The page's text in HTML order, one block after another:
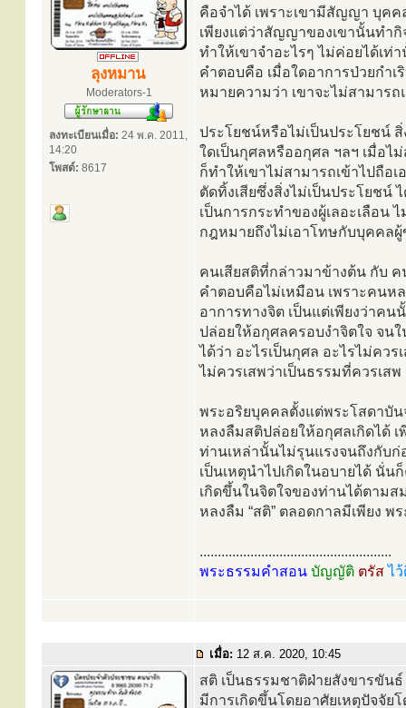
ลุงหมาน
Moderators-1
ลงทะเบียนเมื่อ: 24 พ.ค. 2011,
14:20
โพสต์: 8617
คือจำได้ เพราะเขามีสัญญา บุคค
เพียงแต่ว่าสัญญาของเขานั้นทำกิ
ทำให้เขาจำอะไรๆ ไม่ค่อยได้เท่
คำตอบคือ เมื่อใดอาการป่วยกำเ
หมายความว่า เขาจะไม่สามารถ
ประโยชน์หรือไม่เป็นประโยชน์
ใดเป็นกุศลหรืออกุศล ฯลฯ เมื่อไ
ก็ทำให้เขาไม่สามารถเข้าไปถือ
ตัดทิ้งเสียซึ่งสิ่งไม่เป็นประโยชน์
เป็นการกระทำของผู้เลอะเลือน
กฎหมายถึงไม่เอาโทษกับบุคคล
คนเสียสติที่กล่าวมาข้างต้น กับ
คำตอบคือไม่เหมือน เพราะคนห
อาการทางจิต เป็นแต่เพียงว่าค
ปล่อยให้อกุศลครอบงำจิตใจ จน
ได้ว่า อะไรเป็นกุศล อะไรไม่ควร
ไม่ควรเสพว่าเป็นธรรมที่ควรเสพ
พระอริยบุคคลตั้งแต่พระโสดาบั
หลงลืมสติปล่อยให้อกุศลเกิดได้
ท่านเหล่านั้นไม่รุนแรงจนถึงกับก่
เป็นเหตุนำไปเกิดในอบายได้ นั่น
เกิดขึ้นในจิตใจของท่านได้ตาม
หลงลืม “สติ” ตลอดกาลมีเพียง พ
.....................................................
พระธรรมคำสอน บัญญัติ ตรัสไ
เมื่อ: 12 ส.ค. 2020, 10:45
สติ เป็นธรรมชาติฝ่ายสังขารขัน
มีการเกิดขึ้นโดยอาศัยเหตุปัจจัย